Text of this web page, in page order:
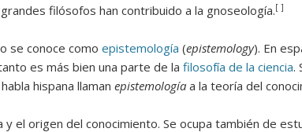
filósofos han contribuido a la gnoseología.[ ]
se conoce como epistemología (epistemology). En
es más bien una parte de la filosofía de la ciencia.
hispana llaman epistemologíaa la teoría del
el origen del conocimiento. Se ocupa también de